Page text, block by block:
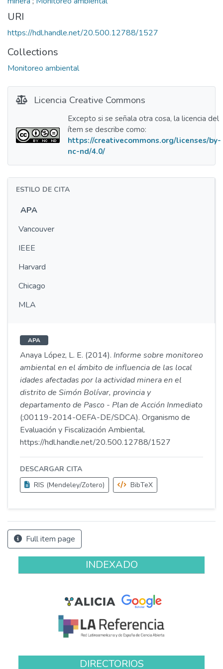
URI
https://hdl.handle.net/20.500.12788/1527
Collections
Monitoreo ambiental
Licencia Creative Commons
Excepto si se señala otra cosa, la licencia del
ítem se describe como:
https://creativecommons.org/licenses/by-
nc-nd/4.0/
ESTILO DE CITA
APA
Vancouver
IEEE
Harvard
Chicago
MLA
APA
Anaya López, L. E. (2014). Informe sobre monitoreo
ambiental en el ámbito de influencia de las local
idades afectadas por la actividad minera en el
distrito de Simón Bolívar, provincia y
departamento de Pasco - Plan de Acción Inmediato
(;00119-2014-OEFA-DE/SDCA). Organismo de
Evaluación y Fiscalización Ambiental.
https://hdl.handle.net/20.500.12788/1527
DESCARGAR CITA
RIS (Mendeley/Zotero)
BibTeX
Full item page
INDEXADO
DIRECTORIOS